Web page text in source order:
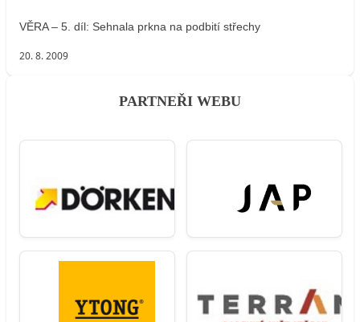
VĚRA – 5. díl: Sehnala prkna na podbití střechy
20. 8. 2009
PARTNEŘI WEBU